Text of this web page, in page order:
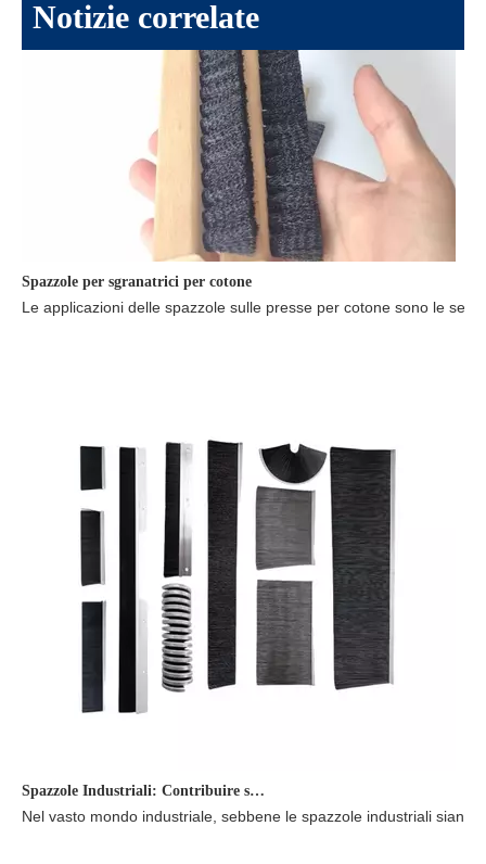
Notizie correlate
Spazzole per sgranatrici per cotone
Le applicazioni delle spazzole sulle presse per cotone sono le
Nel vasto mondo industriale, sebbene le spazzole industriali